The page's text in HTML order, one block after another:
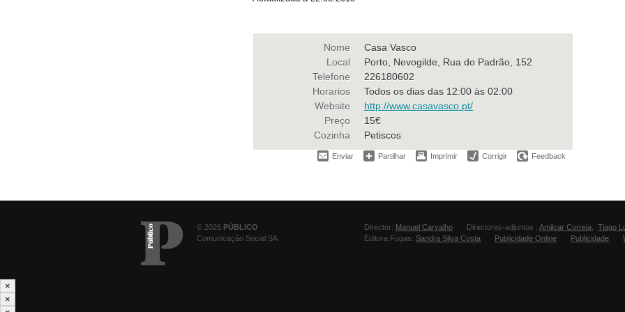
Nome
Casa Vasco
Local
Porto, Nevogilde, Rua do Padrão, 152
Telefone
226180602
Horarios
Todos os dias das 12:00 às 02:00
Website
http://www.casavasco.pt/
Preço
15€
Cozinha
Petiscos
Enviar Partilhar Imprimir Corrigir Feedback
© 2026 PÚBLICO
Comunicação Social SA
Director: Manuel Carvalho Directores-adjuntos : Amilcar Correia, Tiago
Editora Fugas: Sandra Silva Costa Publicidade Online Publicidade
×
×